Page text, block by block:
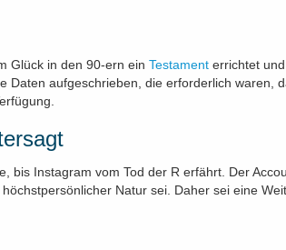
Glück in den 90-ern ein Testament errichtet
aufgeschrieben, die erforderlich waren,
bis Instagram vom Tod der R erfährt. Der
Natur sei. Daher sei eine